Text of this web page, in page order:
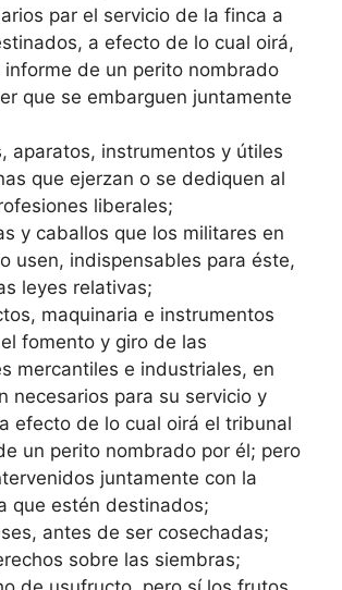
par el servicio de la finca a
a efecto de lo cual oirá,
informe de un perito nombrado
que se embarguen juntamente
aparatos, instrumentos y útiles
que ejerzan o se dediquen al
liberales;
y caballos que los militares en
usen, indispensables para éste,
leyes relativas;
maquinaria e instrumentos
fomento y giro de las
mercantiles e industriales, en
necesarios para su servicio y
efecto de lo cual oirá el tribunal
un perito nombrado por él; pero
juntamente con la
que estén destinados;
antes de ser cosechadas;
sobre las siembras;